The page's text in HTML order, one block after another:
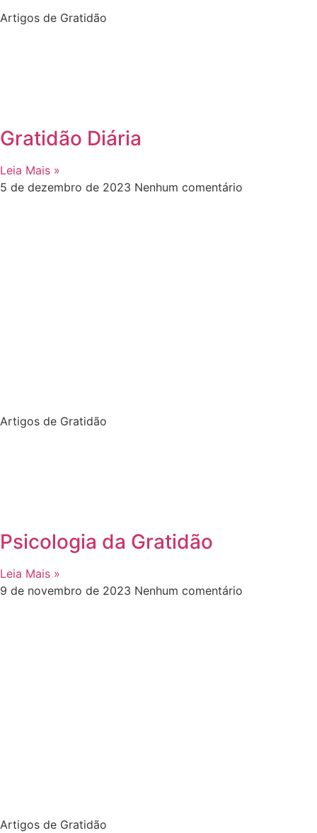
Artigos de Gratidão
Gratidão Diária
Leia Mais »
5 de dezembro de 2023 Nenhum comentário
Artigos de Gratidão
Psicologia da Gratidão
Leia Mais »
9 de novembro de 2023 Nenhum comentário
Artigos de Gratidão